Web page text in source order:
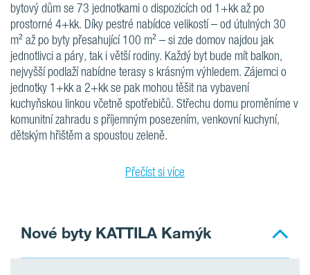
bytový dům se 73 jednotkami o dispozicích od 1+kk až po
prostorné 4+kk. Díky pestré nabídce velikostí – od útulných 30
m² až po byty přesahující 100 m² – si zde domov najdou jak
jednotlivci a páry, tak i větší rodiny. Každý byt bude mít balkon,
nejvyšší podlaží nabídne terasy s krásným výhledem. Zájemci o
jednotky 1+kk a 2+kk se pak mohou těšit na vybavení
kuchyňskou linkou včetně spotřebičů. Střechu domu proměníme v
komunitní zahradu s příjemným posezením, venkovní kuchyní,
dětským hřištěm a spoustou zeleně.
Přečíst si více
Nové byty KATTILA Kamýk